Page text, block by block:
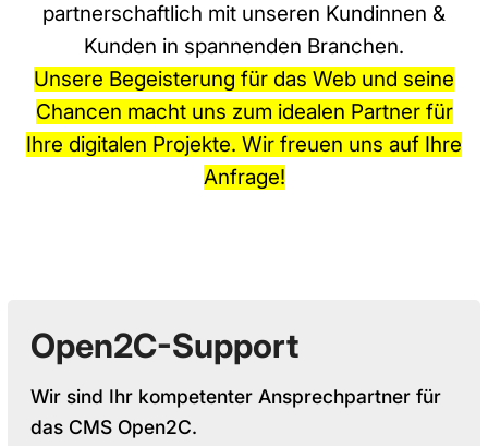
partnerschaftlich mit unseren Kundinnen &
Kunden in spannenden Branchen.
Unsere Begeisterung für das Web und seine
Chancen macht uns zum idealen Partner für
Ihre digitalen Projekte. Wir freuen uns auf Ihre
Anfrage!
Open2C-Support
Wir sind Ihr kompetenter Ansprechpartner für
das CMS Open2C.